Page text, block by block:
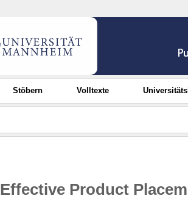
Stöbern Volltexte
Effective Product